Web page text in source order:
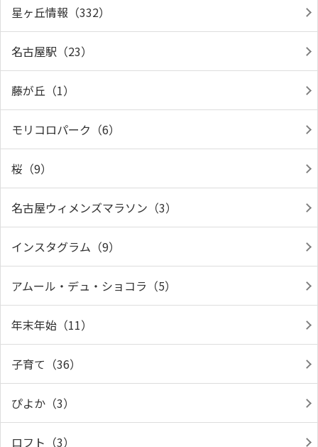
星ヶ丘情報（332）
名古屋駅（23）
藤が丘（1）
モリコロパーク（6）
桜（9）
名古屋ウィメンズマラソン（3）
インスタグラム（9）
アムール・デュ・ショコラ（5）
年末年始（11）
子育て（36）
ぴよか（3）
ロフト（3）